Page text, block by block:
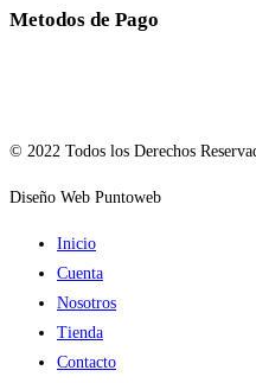
Metodos de Pago
© 2022 Todos los Derechos
Diseño Web Puntoweb
Inicio
Cuenta
Nosotros
Tienda
Contacto